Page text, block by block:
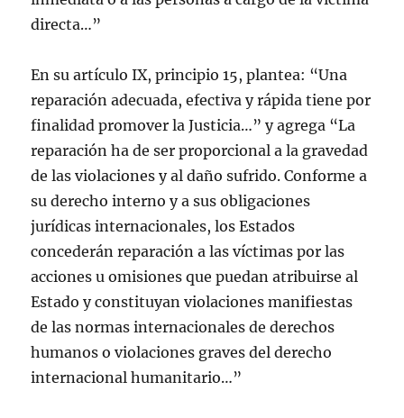
directa…”
En su artículo IX, principio 15, plantea: “Una
reparación adecuada, efectiva y rápida tiene por
finalidad promover la Justicia…” y agrega “La
reparación ha de ser proporcional a la gravedad
de las violaciones y al daño sufrido. Conforme a
su derecho interno y a sus obligaciones
jurídicas internacionales, los Estados
concederán reparación a las víctimas por las
acciones u omisiones que puedan atribuirse al
Estado y constituyan violaciones manifiestas
de las normas internacionales de derechos
humanos o violaciones graves del derecho
internacional humanitario…”